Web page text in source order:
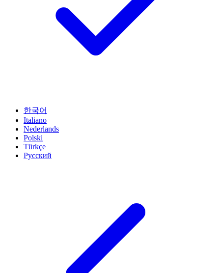
한국어
Italiano
Nederlands
Polski
Türkçe
Русский